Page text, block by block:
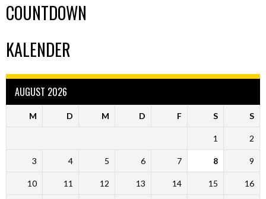
COUNTDOWN
KALENDER
AUGUST 2026
M D M D F S S
1 2
3 4 5 6 7 8 9
10 11 12 13 14 15 16